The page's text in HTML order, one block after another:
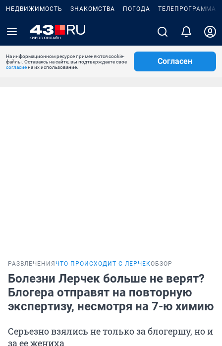
НЕДВИЖИМОСТЬ ЗНАКОМСТВА ПОГОДА ТЕЛЕПРОГРАММА
На информационном ресурсе применяются cookie-
файлы. Оставаясь на сайте, вы подтверждаете свое
согласиена их использование.
Согласен
РАЗВЛЕЧЕНИЯ ЧТО ПРОИСХОДИТ С ЛЕРЧЕКОБЗОР
Болезни Лерчек больше не верят?
Блогера отправят на повторную
экспертизу, несмотря на 7-ю химию
Серьезно взялись не только за блогершу, но и
за ее жениха